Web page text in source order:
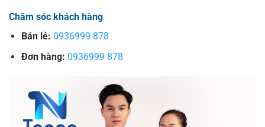
Chăm sóc khách hàng
Bán lẻ: 0936999 878
Đơn hàng: 0936999 878